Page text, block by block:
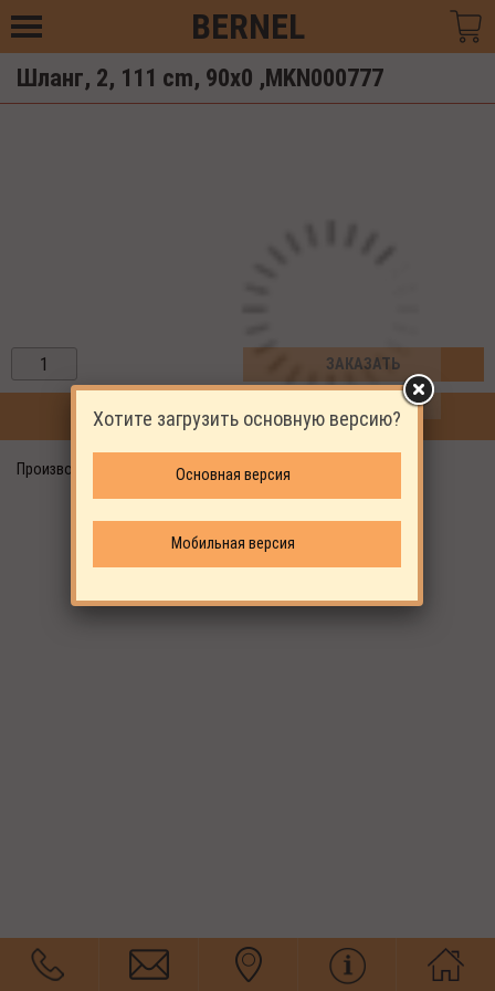
BERNEL
Шланг, 2, 111 cm, 90x0 ,MKN000777
ЗАКАЗАТЬ
ПРОДОЛЖИТЬ ПОКУПКИ
Производитель: EKOMAK
Хотите загрузить основную версию?
Основная версия
Мобильная версия